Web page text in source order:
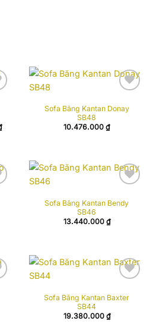
Khoảng
giá:
33.354.000 ₫
wishlist
Sofa Băng Kantan Donay
SB48
10.476.000 ₫
wishlist
Sofa Băng Kantan Bendy
SB46
13.440.000 ₫
wishlist
Sofa Băng Kantan Baxter
SB44
19.380.000 ₫